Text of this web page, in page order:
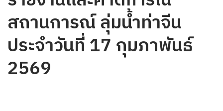
สถานการณ์ ลุ่มน้ำท่าจีน
ประจำวันที่ 17 กุมภาพันธ์
2569